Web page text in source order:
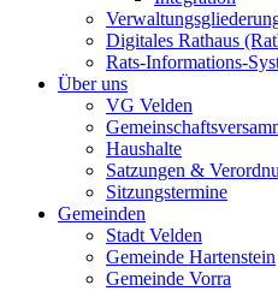
Digitales Rathaus
Rats-Informations-
Über uns
VG Velden
Haushalte
Satzungen &
Sitzungstermine
Gemeinden
Stadt Velden
Gemeinde Hartenstein
Gemeinde Vorra